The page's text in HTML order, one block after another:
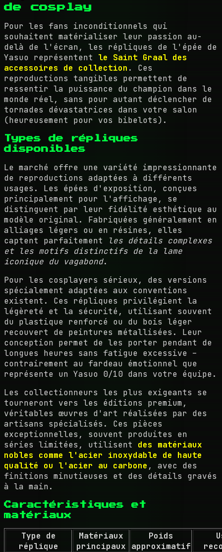
de cosplay
Pour les fans inconditionnels qui
souhaitent matérialiser leur passion au-
delà de l'écran, les répliques de l'épée de
Yasuo représentent le Saint Graal des
accessoires de collection . Ces
reproductions tangibles permettent de
ressentir la puissance du champion dans le
monde réel, sans pour autant déclencher de
tornades dévastatrices dans votre salon
(heureusement pour vos bibelots).
Types de répliques
disponibles
Le marché offre une variété impressionnante
de reproductions adaptées à différents
usages. Les épées d'exposition, conçues
principalement pour l'affichage, se
distinguent par leur fidélité esthétique au
modèle original. Fabriquées généralement en
alliages légers ou en résines, elles
captent parfaitement
les détails complexes
et les motifs distinctifs de la lame
iconique du vagabond.
Pour les cosplayers sérieux, des versions
spécialement adaptées aux conventions
existent. Ces répliques privilégient la
légèreté et la sécurité, utilisant souvent
du plastique renforcé ou du bois léger
recouvert de peintures métallisées. Leur
conception permet de les porter pendant de
longues heures sans fatigue excessive –
contrairement au fardeau émotionnel que
représente un Yasuo 0/10 dans votre équipe.
Les collectionneurs les plus exigeants se
tourneront vers les éditions premium,
véritables œuvres d'art réalisées par des
artisans spécialisés. Ces pièces
exceptionnelles, souvent produites en
séries limitées, utilisent des matériaux
nobles comme l'acier inoxydable de haute
qualité ou l'acier au carbone , avec des
finitions minutieuses et des détails gravés
à la main.
Caractéristiques et
matériaux
Type de
réplique
Matériaux
principaux
Poids
approximatif